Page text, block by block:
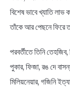
বিশেষ ভাবে খ্যাতি
তাঁকে আর পেছনে ফিরে
পরবর্তীতে তিনি তেহজিব,
পুকার, ফিজা, রঙ দে
মিলিয়নেয়ার, গজিনি